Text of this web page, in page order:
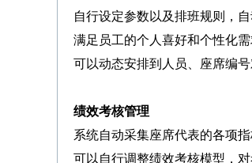
自行设定参数以及排班规则，
满足员工的个人喜好和个性化需
可以动态安排到人员、座席编号
绩效考核管理
系统自动采集座席代表的各项
可以自行调整绩效考核模型，对